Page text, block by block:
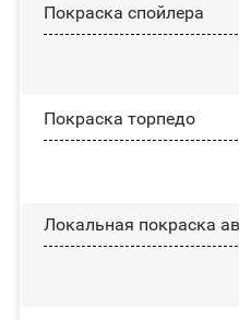
Покраска спойлера
Покраска торпедо
Локальная покраска